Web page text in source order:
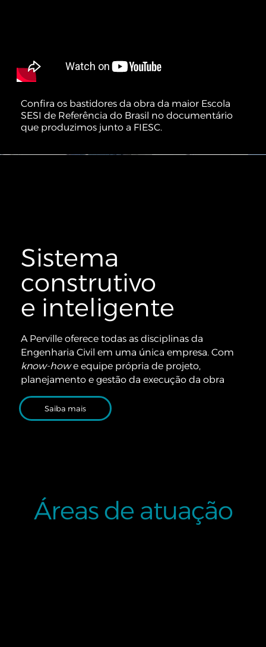
Confira os bastidores da obra da maior Escola
SESI de Referência do Brasil no documentário
que produzimos junto a FIESC.
Sistema
construtivo
e inteligente
A Perville oferece todas as disciplinas da
Engenharia Civil em uma única empresa. Com
know-howe equipe própria de projeto,
planejamento e gestão da execução da obra
Saiba mais
Áreas de atuação